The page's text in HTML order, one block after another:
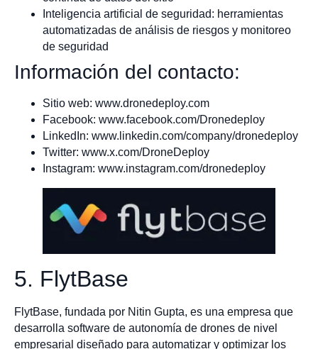
Inteligencia artificial de seguridad: herramientas
automatizadas de análisis de riesgos y monitoreo
de seguridad
Información del contacto:
Sitio web: www.dronedeploy.com
Facebook: www.facebook.com/Dronedeploy
LinkedIn: www.linkedin.com/company/dronedeploy
Twitter: www.x.com/DroneDeploy
Instagram: www.instagram.com/dronedeploy
5. FlytBase
FlytBase, fundada por Nitin Gupta, es una empresa que
desarrolla software de autonomía de drones de nivel
empresarial diseñado para automatizar y optimizar los